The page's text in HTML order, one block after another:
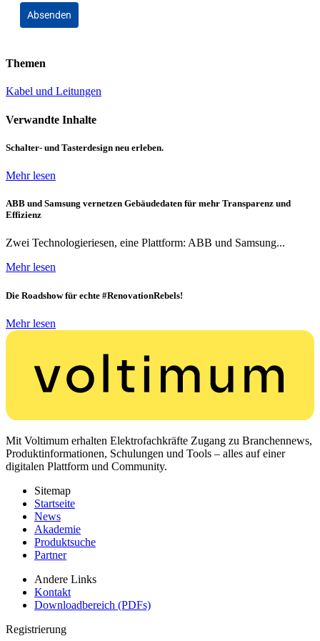
Absenden
Themen
Kabel und Leitungen
Verwandte Inhalte
Schalter- und Tasterdesign neu erleben.
Mehr lesen
ABB und Samsung vernetzen Gebäudedaten für mehr Transparenz und
Effizienz
Zwei Technologieriesen, eine Plattform: ABB und Samsung...
Mehr lesen
Die Roadshow für echte #RenovationRebels!
Mehr lesen
Mit Voltimum erhalten Elektrofachkräfte Zugang zu Branchennews,
Produktinformationen, Schulungen und Tools – alles auf einer
digitalen Plattform und Community.
Sitemap
Startseite
News
Akademie
Produktsuche
Partner
Andere Links
Kontakt
Downloadbereich (PDFs)
Registrierung